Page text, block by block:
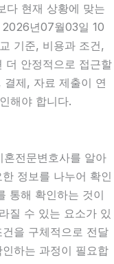
다 현재 상황에 맞는
2026년07월03일 10
기준, 비용과 조건,
더 안정적으로 접근할
제, 자료 제출이 연
해야 합니다.
전문변호사를 알아
정보를 나누어 확인
통해 확인하는 것이
질 수 있는 요소가 있
을 구체적으로 전달
하는 과정이 필요합